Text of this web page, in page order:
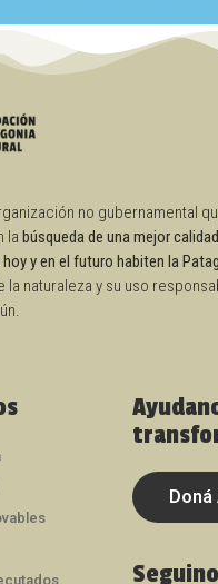
no gubernamental
la búsqueda de una mejor
y en el futuro habiten la
naturaleza y su uso